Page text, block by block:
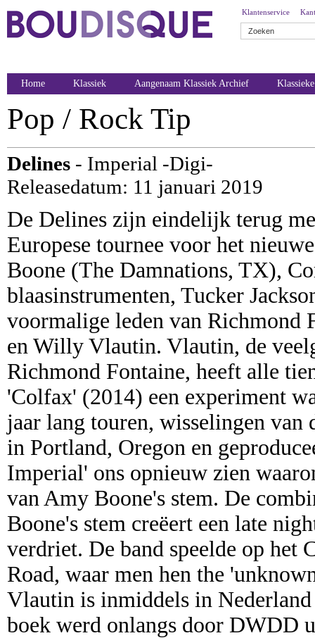
Klantenservice
Home Klassiek Aangenaam Klassiek Archief
Pop / Rock Tip
Delines - Imperial -Digi-
Releasedatum: 11 januari 2019
De Delines zijn eindelijk terug
Europese tournee voor het
Boone (The Damnations, TX),
blaasinstrumenten, Tucker
voormalige leden van Richmond
en Willy Vlautin. Vlautin, de
Richmond Fontaine, heeft alle
'Colfax' (2014) een experiment
jaar lang touren, wisselingen van
in Portland, Oregon en
Imperial' ons opnieuw zien
van Amy Boone's stem. De
Boone's stem creëert een late
verdriet. De band speelde op het
Road, waar men hen the
Vlautin is inmiddels in
boek werd onlangs door DWDD